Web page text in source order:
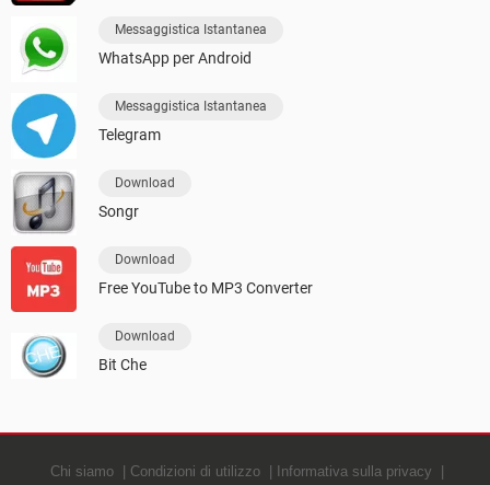
Messaggistica Istantanea
WhatsApp per Android
Messaggistica Istantanea
Telegram
Download
Songr
Download
Free YouTube to MP3 Converter
Download
Bit Che
Chi siamo Condizioni di utilizzo Informativa sulla privacy